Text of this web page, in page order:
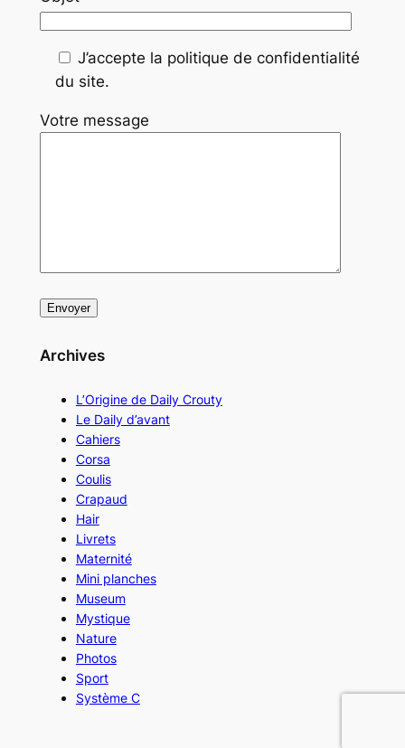
J’accepte la politique de confidentialité
du site.
Votre message
Archives
L’Origine de Daily Crouty
Le Daily d’avant
Cahiers
Corsa
Coulis
Crapaud
Hair
Livrets
Maternité
Mini planches
Museum
Mystique
Nature
Photos
Sport
Système C